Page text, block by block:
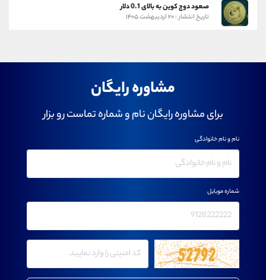
صعود دوج کوین به بالای 0.1 دلار
تاریخ انتشار : ۲۰ اردیبهشت ۱۴۰۵
مشاوره رایگان
برای مشاوره رایگان نام و شماره تماست رو بزار
نام و نام خانوادگی
شماره موبایل